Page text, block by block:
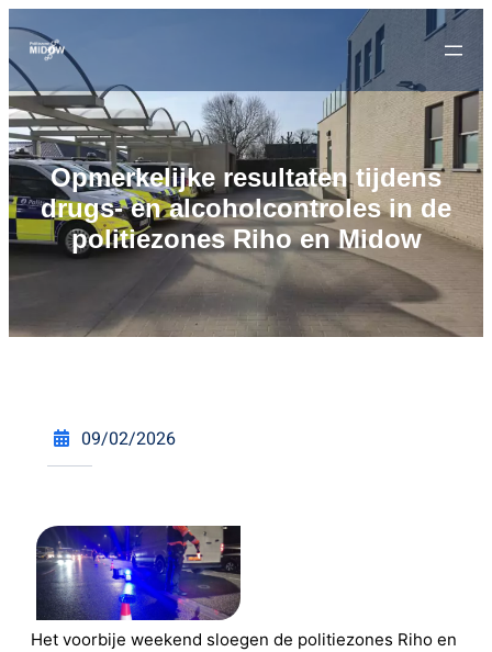
Opmerkelijke resultaten tijdens
drugs- en alcoholcontroles in de
politiezones Riho en Midow
09/02/2026
Het voorbije weekend sloegen de politiezones Riho en